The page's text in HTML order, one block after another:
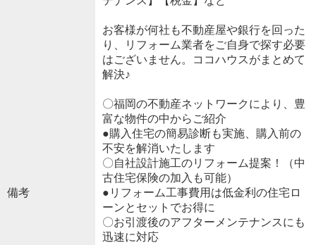
備考
お客様が何社も不動産屋や銀行を回った
り、リフォーム業者をご自身で探す必要
はございません。ココハウスがまとめて
解決♪
〇福岡の不動産ネットワークにより、豊
富な物件の中からご紹介
●購入住宅の簡易診断も実施、購入前の
不安を解消いたします
〇自社設計施工のリフォーム提案！（中
古住宅保険の加入も可能）
●リフォーム工事費用は低金利の住宅ロ
ーンとセットでお得に
〇お引渡後のアフターメンテナンスにも
迅速に対応